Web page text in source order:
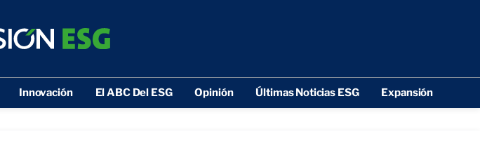
Innovación El ABC Del ESG Opinión Últimas Noticias ESG Expansión